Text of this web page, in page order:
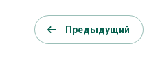
Предыдущий